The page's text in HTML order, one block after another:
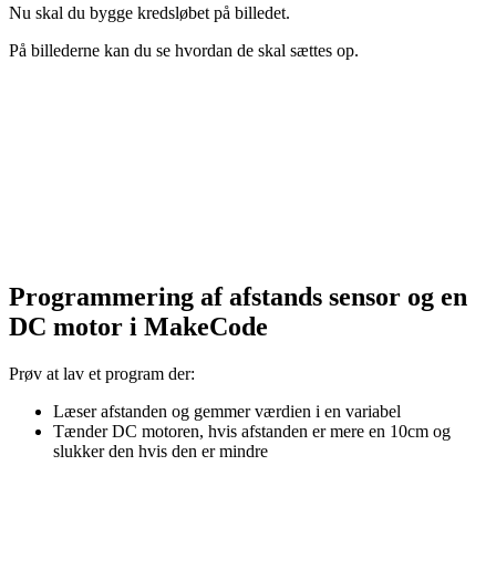
Nu skal du bygge kredsløbet på billedet.
På billederne kan du se hvordan de skal sættes op.
Programmering af afstands sensor og en
DC motor i MakeCode
Prøv at lav et program der:
Læser afstanden og gemmer værdien i en variabel
Tænder DC motoren, hvis afstanden er mere en 10cm og
slukker den hvis den er mindre